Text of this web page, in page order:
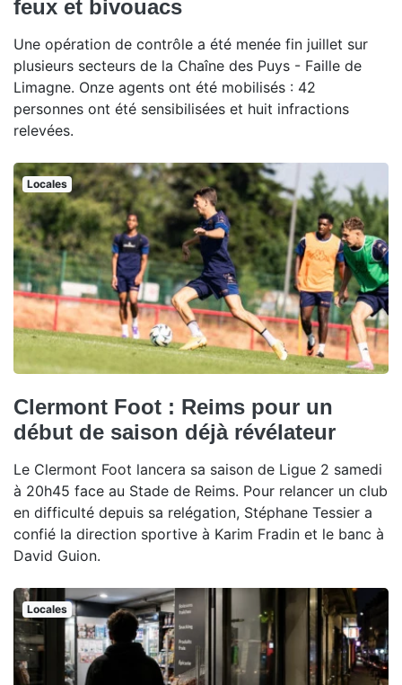
feux et bivouacs
Une opération de contrôle a été menée fin juillet sur
plusieurs secteurs de la Chaîne des Puys - Faille de
Limagne. Onze agents ont été mobilisés : 42
personnes ont été sensibilisées et huit infractions
relevées.
Locales
Clermont Foot : Reims pour un
début de saison déjà révélateur
Le Clermont Foot lancera sa saison de Ligue 2 samedi
à 20h45 face au Stade de Reims. Pour relancer un club
en difficulté depuis sa relégation, Stéphane Tessier a
confié la direction sportive à Karim Fradin et le banc à
David Guion.
Locales